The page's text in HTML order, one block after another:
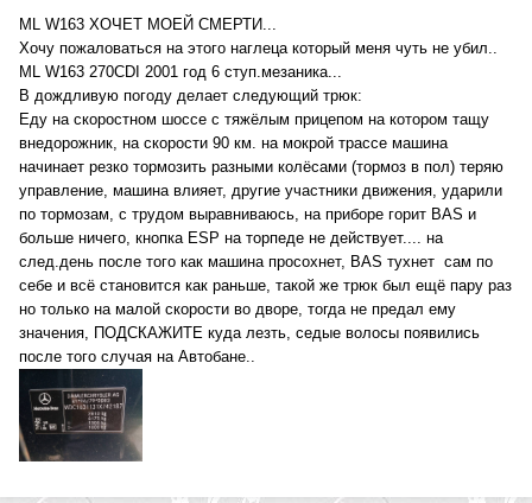
ML W163 ХОЧЕТ МОЕЙ СМЕРТИ...
Хочу пожаловаться на этого наглеца который меня чуть не убил..
ML W163 270CDI 2001 год 6 ступ.мезаника...
В дождливую погоду делает следующий трюк:
Еду на скоростном шоссе с тяжёлым прицепом на котором тащу
внедорожник, на скорости 90 км. на мокрой трассе машина
начинает резко тормозить разными колёсами (тормоз в пол) теряю
управление, машина влияет, другие участники движения, ударили
по тормозам, с трудом выравниваюсь, на приборе горит BAS и
больше ничего, кнопка ESP на торпеде не действует.... на
след.день после того как машина просохнет, BAS тухнет сам по
себе и всё становится как раньше, такой же трюк был ещё пару раз
но только на малой скорости во дворе, тогда не предал ему
значения, ПОДСКАЖИТЕ куда лезть, седые волосы появились
после того случая на Автобане..